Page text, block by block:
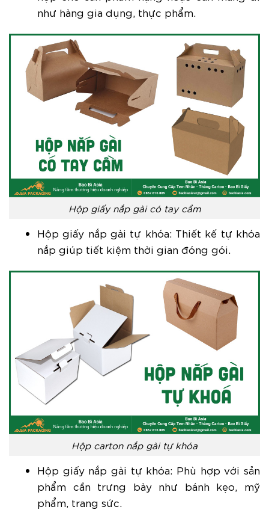
như hàng gia dụng, thực phẩm.
Hộp giấy nắp gài có tay cầm
Hộp giấy nắp gài tự khóa: Thiết kế tự khóa
nắp giúp tiết kiệm thời gian đóng gói.
Hộp carton nắp gài tự khóa
Hộp giấy nắp gài tự khóa: Phù hợp với sản
phẩm cần trưng bày như bánh kẹo, mỹ
phẩm, trang sức.